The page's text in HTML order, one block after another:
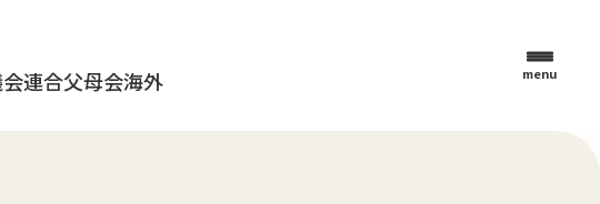
連合父母会海外 menu